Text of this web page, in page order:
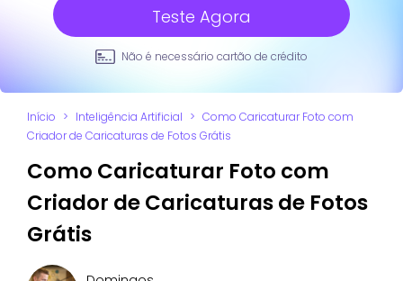
Teste Agora
Não é necessário cartão de crédito
Início > Inteligência Artificial > Como Caricaturar Foto com
Criador de Caricaturas de Fotos Grátis
Como Caricaturar Foto com
Criador de Caricaturas de Fotos
Grátis